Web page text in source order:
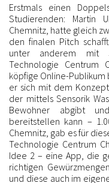
Erstmals einen
Studierenden: Martin
Chemnitz, hatte gleich
den finalen Pitch
unter anderem mit
Technologie Centrum
köpfige Online-
er sich mit dem
der mittels Sensorik
Bewohner abgibt
bereitstellen kann –
Chemnitz, gab es für
Technologie Centrum
Idee 2 – eine App, die
richtigen
und diese auch im